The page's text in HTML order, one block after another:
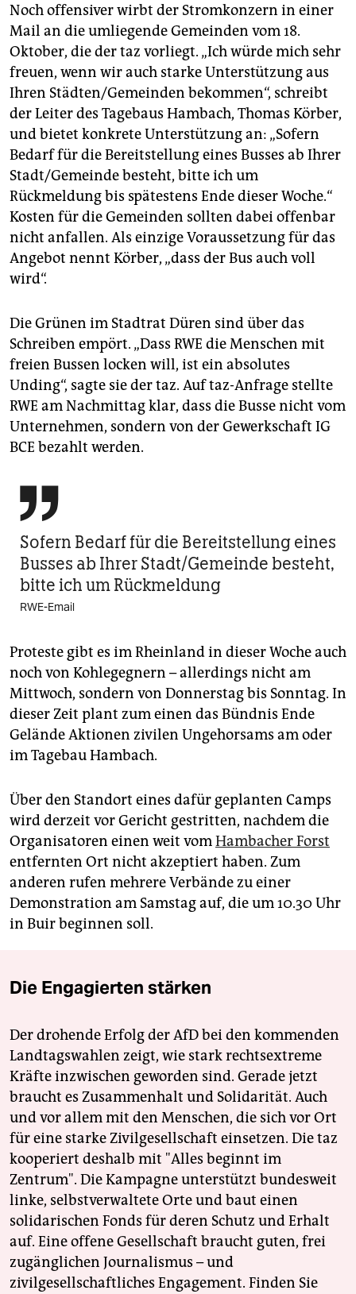
Noch offensiver wirbt der Stromkonzern in einer
Mail an die umliegende Gemeinden vom 18.
Oktober, die der taz vorliegt. „Ich würde mich sehr
freuen, wenn wir auch starke Unterstützung aus
Ihren Städten/Gemeinden bekommen“, schreibt
der Leiter des Tagebaus Hambach, Thomas Körber,
und bietet konkrete Unterstützung an: „Sofern
Bedarf für die Bereitstellung eines Busses ab Ihrer
Stadt/Gemeinde besteht, bitte ich um
Rückmeldung bis spätestens Ende dieser Woche.“
Kosten für die Gemeinden sollten dabei offenbar
nicht anfallen. Als einzige Voraussetzung für das
Angebot nennt Körber, „dass der Bus auch voll
wird“.
Die Grünen im Stadtrat Düren sind über das
Schreiben empört. „Dass RWE die Menschen mit
freien Bussen locken will, ist ein absolutes
Unding“, sagte sie der taz. Auf taz-Anfrage stellte
RWE am Nachmittag klar, dass die Busse nicht vom
Unternehmen, sondern von der Gewerkschaft IG
BCE bezahlt werden.

Sofern Bedarf für die Bereitstellung eines
Busses ab Ihrer Stadt/Gemeinde besteht,
bitte ich um Rückmeldung
RWE-Email
Proteste gibt es im Rheinland in dieser Woche auch
noch von Kohlegegnern – allerdings nicht am
Mittwoch, sondern von Donnerstag bis Sonntag. In
dieser Zeit plant zum einen das Bündnis Ende
Gelände Aktionen zivilen Ungehorsams am oder
im Tagebau Hambach.
Über den Standort eines dafür geplanten Camps
wird derzeit vor Gericht gestritten, nachdem die
Organisatoren einen weit vomHambacher Forst
entfernten Ort nicht akzeptiert haben. Zum
anderen rufen mehrere Verbände zu einer
Demonstration am Samstag auf, die um 10.30 Uhr
in Buir beginnen soll.
Die Engagierten stärken
Der drohende Erfolg der AfD bei den kommenden
Landtagswahlen zeigt, wie stark rechtsextreme
Kräfte inzwischen geworden sind. Gerade jetzt
braucht es Zusammenhalt und Solidarität. Auch
und vor allem mit den Menschen, die sich vor Ort
für eine starke Zivilgesellschaft einsetzen. Die taz
kooperiert deshalb mit "Alles beginnt im
Zentrum". Die Kampagne unterstützt bundesweit
linke, selbstverwaltete Orte und baut einen
solidarischen Fonds für deren Schutz und Erhalt
auf. Eine offene Gesellschaft braucht guten, frei
zugänglichen Journalismus – und
zivilgesellschaftliches Engagement. Finden Sie